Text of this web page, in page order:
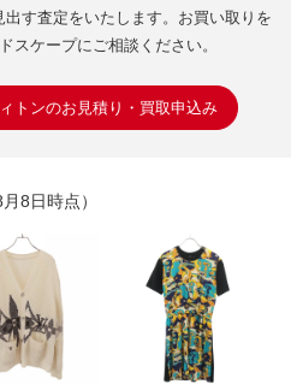
す査定をいたします。お買い取りを
スケープにご相談ください。
トンのお見積り・買取申込み
8日時点）